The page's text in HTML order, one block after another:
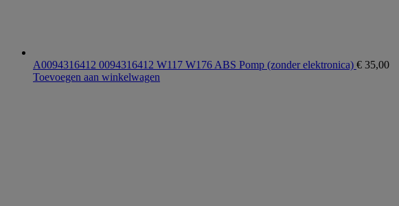
A0094316412 0094316412 W117 W176 ABS Pomp (zonder elektronica) € 35,00
Toevoegen aan winkelwagen